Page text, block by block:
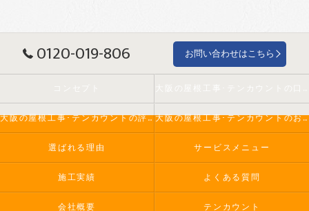
0120-019-806 お問い合わせはこちら
コンセプト
大阪の屋根工事･テンカウントの評判 大阪の屋根工事･テンカウントのお客様の声
選ばれる理由 サービスメニュー
施工実績 よくある質問
会社概要 テンカウント